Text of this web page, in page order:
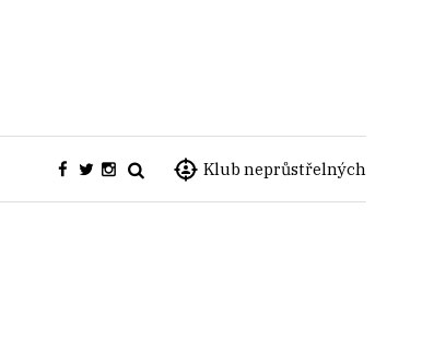
Klub neprůstřelných